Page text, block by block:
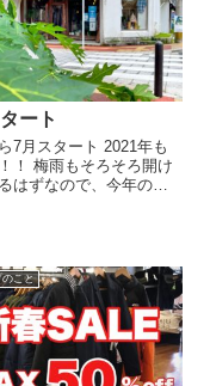
ート
7月スタート 2021年も
！ 梅雨もそろそろ開け
はずなので、今年のサ
のこと